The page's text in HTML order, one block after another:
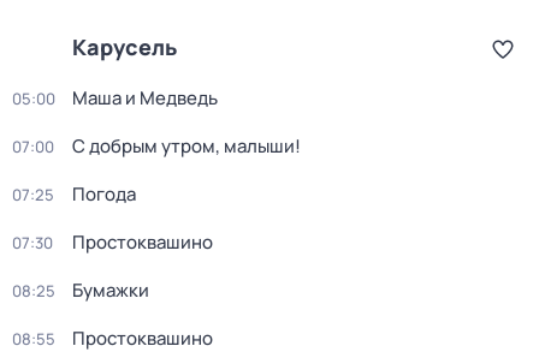
Карусель
05:00 Маша и Медведь
07:00 С добрым утром, малыши!
07:25 Погода
07:30 Простоквашино
08:25 Бумажки
08:55 Простоквашино